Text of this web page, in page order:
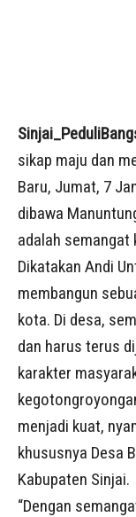
sikap maju dan
Baru, Jumat, 7
dibawa
adalah semangat
Dikatakan Andi
membangun
kota. Di desa,
dan harus terus
karakter
menjadi kuat,
khususnya Desa
Kabupaten Sinjai.
“Dengan